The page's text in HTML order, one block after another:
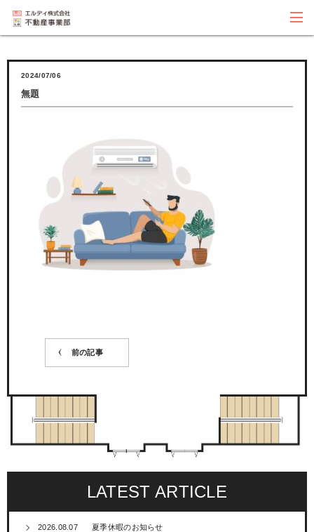
2024/07/06
無題
前の記事
LATEST ARTICLE
2026.08.07 夏季休暇のお知らせ